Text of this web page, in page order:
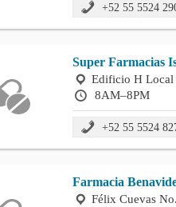
+52 55 5524
Super Farmacias
Edificio H Local
8AM–8PM
+52 55 5524
Farmacia
Félix Cuevas